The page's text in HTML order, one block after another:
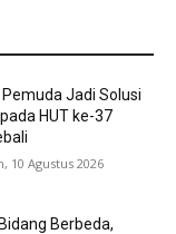
Jadi Solusi
HUT ke-37
10 Agustus 2026
Berbeda,